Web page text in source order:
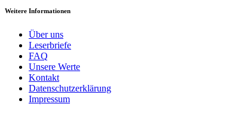
Weitere Informationen
Über uns
Leserbriefe
FAQ
Unsere Werte
Kontakt
Datenschutzerklärung
Impressum